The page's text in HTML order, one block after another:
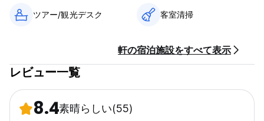
キャンセルポリシー: 到着の24時間前までにキャンセルまたはノ
ーショーの場合、滞在の最初の1泊分の料金が請求されます。
チェックイン 14:00～22:00 (それより早く到着する必要がある
場合、または遅く到着する必要がある場合は、電話、
11:00前にチェックアウトしてください。
受付：午前10時から午後10時まで。
ツアー/観光デスク 客室清掃
軒の宿泊施設をすべて表示
レビュー一覧
8.4素晴らしい(55)